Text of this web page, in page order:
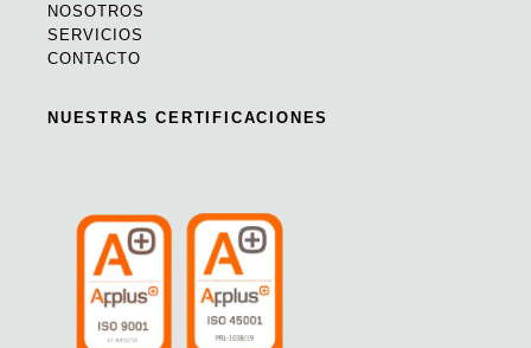
NOSOTROS
SERVICIOS
CONTACTO
NUESTRAS CERTIFICACIONES